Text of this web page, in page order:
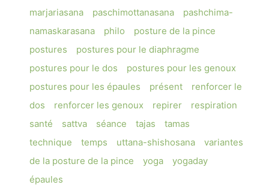
marjariasana
paschimottanasana
pashchima-
namaskarasana
philo
posture de la pince
postures
postures pour le diaphragme
postures pour le dos
postures pour les genoux
postures pour les épaules
présent
renforcer le
dos
renforcer les genoux repirer
respiration
santé
sattva séance tajas
tamas
technique
temps uttana-shishosana
variantes
de la posture de la pince
yoga
yogaday
épaules